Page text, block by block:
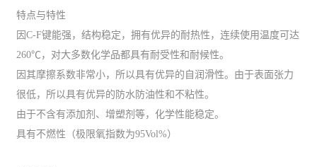
特点与特性
因C-F键能强，结构稳定，拥有优异的耐热性，连续使用温度可达
260℃，对大多数化学品都具有耐受性和耐候性。
因其摩擦系数非常小，所以具有优异的自润滑性。由于表面张力
很低，所以具有优异的防水防油性和不粘性。
由于不含有添加剂、增塑剂等，化学性能稳定。
具有不燃性（极限氧指数为95Vol%）